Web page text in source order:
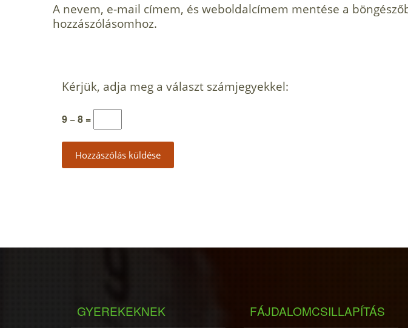
A nevem, e-mail címem, és weboldalcímem mentése a
hozzászólásomhoz.
Kérjük, adja meg a választ számjegyekkel:
9 − 8 =
GYEREKEKNEK FÁJDALOMCSILLAPÍTÁS